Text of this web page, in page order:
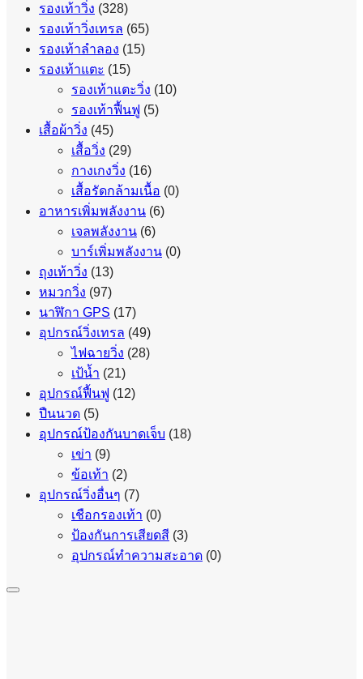
รองเท้าวิ่ง (328)
รองเท้าวิ่งเทรล (65)
รองเท้าลำลอง (15)
รองเท้าแตะ (15)
รองเท้าแตะวิ่ง (10)
รองเท้าฟื้นฟู (5)
เสื้อผ้าวิ่ง (45)
เสื้อวิ่ง (29)
กางเกงวิ่ง (16)
เสื้อรัดกล้ามเนื้อ (0)
อาหารเพิ่มพลังงาน (6)
เจลพลังงาน (6)
บาร์เพิ่มพลังงาน (0)
ถุงเท้าวิ่ง (13)
หมวกวิ่ง (97)
นาฬิกา GPS (17)
อุปกรณ์วิ่งเทรล (49)
ไฟฉายวิ่ง (28)
เป้น้ำ (21)
อุปกรณ์ฟื้นฟู (12)
ปืนนวด (5)
อุปกรณ์ป้องกันบาดเจ็บ (18)
เข่า (9)
ข้อเท้า (2)
อุปกรณ์วิ่งอื่นๆ (7)
เชือกรองเท้า (0)
ป้องกันการเสียดสี (3)
อุปกรณ์ทำความสะอาด (0)